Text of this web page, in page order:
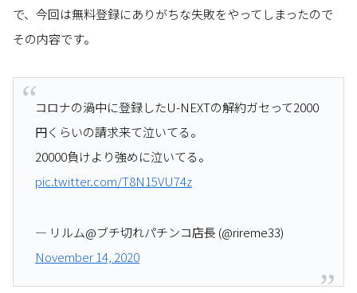
で、今回は無料登録にありがちな失敗をやってしまったので
その内容です。
コロナの渦中に登録したU-NEXTの解約ガセって2000
円くらいの請求来て泣いてる。
20000負けより強めに泣いてる。
pic.twitter.com/T8N15VU74z
— リルム@ブチ切れパチンコ店長 (@rireme33)
November 14, 2020